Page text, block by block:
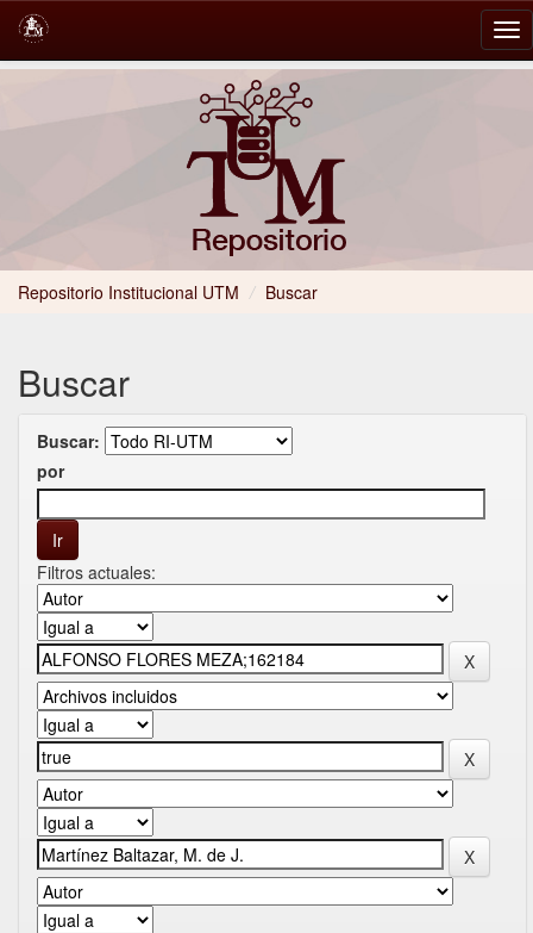
Repositorio Institucional UTM / Buscar
Buscar
Buscar:
por
Filtros actuales: